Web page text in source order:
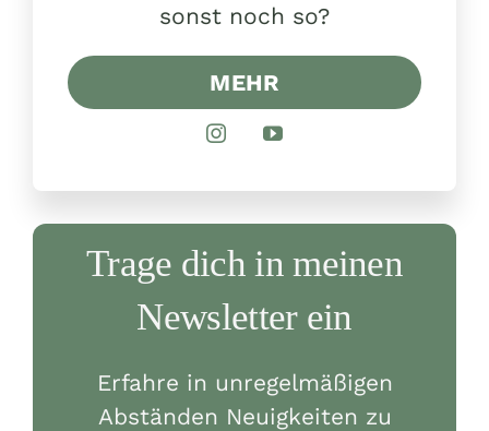
sonst noch so?
MEHR
Trage dich in meinen
Newsletter ein
Erfahre in unregelmäßigen
Abständen Neuigkeiten zu